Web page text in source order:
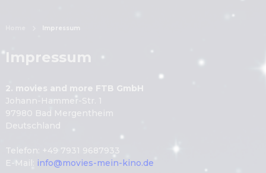
Impressum
Impressum
2. movies and more FTB GmbH
Johann-Hammer-Str. 1
97980 Bad Mergentheim
Deutschland
Telefon +49 7931 9687933
E-Mail info@movies-mein-kino.de